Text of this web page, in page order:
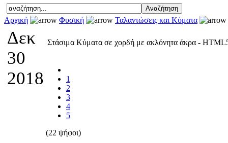
Αρχική Φυσική Ταλαντώσεις και Κύματα
Δεκ
30
2018
Στάσιμα Κύματα σε χορδή με ακλόνητα άκρα -
1
2
3
4
5
(22 ψήφοι)